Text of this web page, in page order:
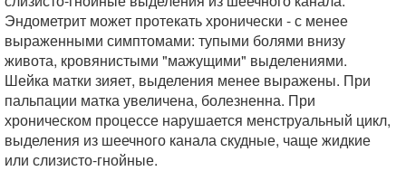
Эндометрит может протекать хронически - с менее
выраженными симптомами: тупыми болями внизу
живота, кровянистыми "мажущими" выделениями.
Шейка матки зияет, выделения менее выражены. При
пальпации матка увеличена, болезненна. При
хроническом процессе нарушается менструальный цикл,
выделения из шеечного канала скудные, чаще жидкие
или слизисто-гнойные.